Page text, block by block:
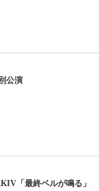
公演
「最終ベルが鳴る」